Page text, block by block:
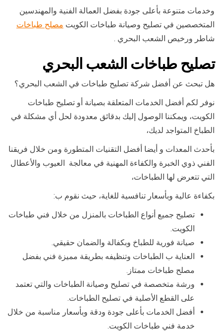
وخدمات متنوعة بأعلى جودة بفضل العمالة الفنية والمهندسين
المتخصصين في تصليح وصيانة طباخات الكويت مصلح طباخات
شاطر ورخيص الشعب البحري .
تصليح طباخات الشعب البحري
هل تبحث عن أفضل شركة تصليح طباخات في الشعب البحري؟
نوفر لكم أفضل الخدمات المتعلقة بصيانة أو تصليح طباخات
الكويت، ويمكننا الوصول إليك بدقائق معدودة لحل أي مشكلة في
الطباخ المتواجد لديك،
بأحدث المعدات و أيضا أفضل التقنيات المتطورة ومن خلال فريقنا
الفني ذوي الخبرة والكفاءة المهنية في معالجة العيوب والأعطال
التي تتعرض لها الطباخات،
بكفاءة عالية وبأسعار تنافسية للغاية، حيث نقوم ب:
تصليح جميع أنواع الطباخات بالمنزل من خلال فني طباخات
الكويت.
صيانة فورية للطباخ وبكفالة والضمان حقيقي.
العناية ب الطباخات وتنظيفه بطريقة مميزة فني بفضل
مصلح طباخات ممتاز.
ورشة متخصصة في تصليح وصيانة الطباخات والتي تعتمد
على القطع الأصلية في تصليح الطباخات.
أفضل الخدمات بأعلى جودة ودقة وبأسعار مناسبة من خلال
خدمة فني طباخات الكويت.